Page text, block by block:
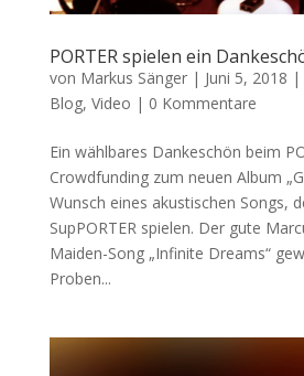
PORTER spielen ein
von Markus Sänger| Juni 5, 2018 |
Blog, Video | 0 Kommentare
Ein wählbares Dankeschön beim
Crowdfunding zum neuen Album
Wunsch eines akustischen Songs,
SupPORTER spielen. Der gute
Maiden-Song „Infinite Dreams“
Proben...